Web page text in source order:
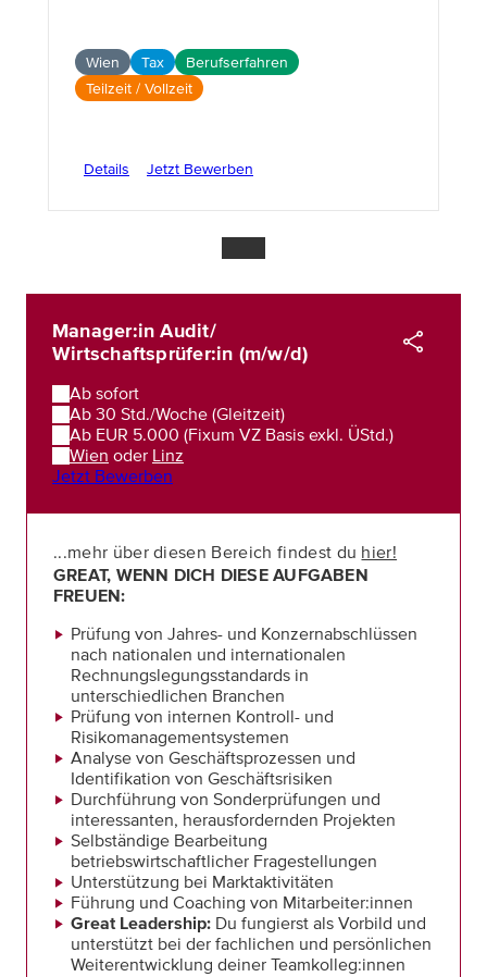
Wien Tax
Berufserfahren
Teilzeit / Vollzeit
Details Jetzt Bewerben
Manager:in Audit/
Wirtschaftsprüfer:in (m/w/d)
Ab sofort
Ab 30 Std./Woche (Gleitzeit)
Ab EUR 5.000 (Fixum VZ Basis exkl. ÜStd.)
Wien oder Linz
Jetzt Bewerben
...mehr über diesen Bereich findest du hier!
GREAT, WENN DICH DIESE AUFGABEN
FREUEN:
Prüfung von Jahres- und Konzernabschlüssen
nach nationalen und internationalen
Rechnungslegungsstandards in
unterschiedlichen Branchen
Prüfung von internen Kontroll- und
Risikomanagementsystemen
Analyse von Geschäftsprozessen und
Identifikation von Geschäftsrisiken
Durchführung von Sonderprüfungen und
interessanten, herausfordernden Projekten
Selbständige Bearbeitung
betriebswirtschaftlicher Fragestellungen
Unterstützung bei Marktaktivitäten
Führung und Coaching von Mitarbeiter:innen
Great Leadership: Du fungierst als Vorbild und
unterstützt bei der fachlichen und persönlichen
Weiterentwicklung deiner Teamkolleg:innen